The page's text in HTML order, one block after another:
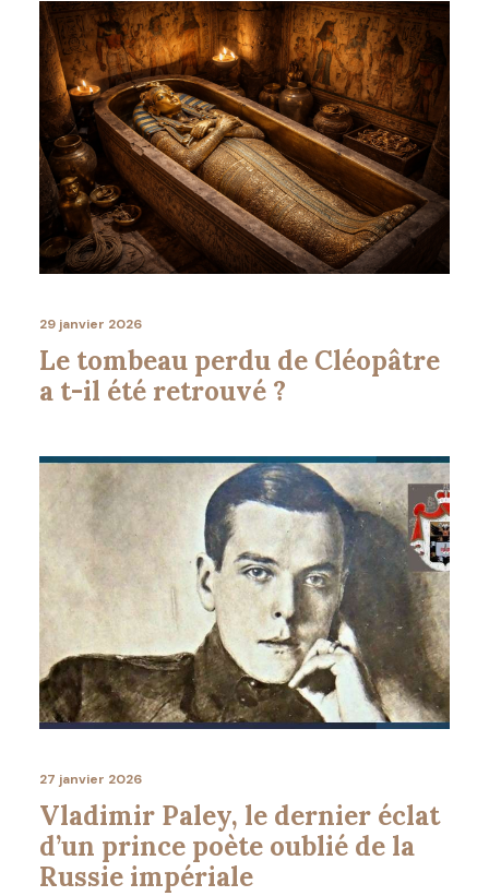
29 janvier 2026
Le tombeau perdu de Cléopâtre
a t-il été retrouvé ?
27 janvier 2026
Vladimir Paley, le dernier éclat
d’un prince poète oublié de la
Russie impériale